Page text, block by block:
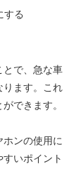
する
とで、急な車
ります。これ
できます。
ンの使用に
いポイント